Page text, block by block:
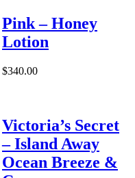
Pink – Honey
Lotion
$340.00
Victoria’s Secret
– Island Away
Ocean Breeze &